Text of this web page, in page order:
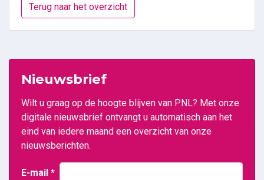
Terug naar het overzicht
Nieuwsbrief
Wilt u graag op de hoogte blijven van PNL? Met onze
digitale nieuwsbrief ontvangt u automatisch aan het
eind van iedere maand een overzicht van onze
nieuwsberichten.
E-mail *